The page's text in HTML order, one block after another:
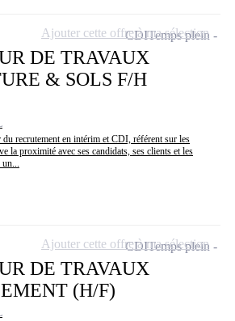
DE TRAVAUX
& SOLS F/H
recrutement en intérim et CDI, référent sur les
la proximité avec ses candidats, ses clients et les
CDITemps plein
Ajouter cette offre à ma sélection
DE TRAVAUX
(H/F)
CDITemps plein
Ajouter cette offre à ma sélection